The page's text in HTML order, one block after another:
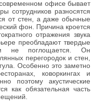
офисе бывает
сотрудников разносятся
от стен, а даже обычные
фон. Причина кроется
отражения звука
преобладают твердые
не поглощается. Он
перегородок и стен,
Особенно это заметно
коворкингах и
поэтому акустические
как обязательная часть